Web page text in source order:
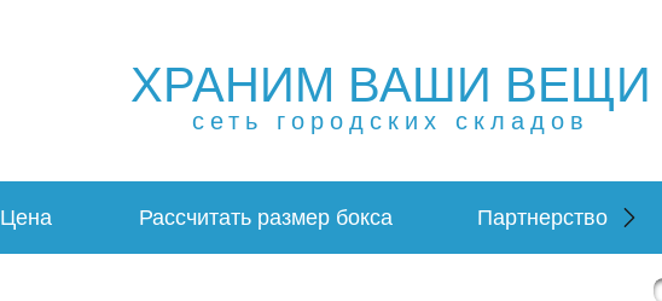
Хранение вещей в Москве и МО. Склад временного хранения. Складовка
Хранение вещей в Москве и МО. Склад временного хранения. Складовка
ХРАНИМ ВАШИ ВЕЩИ
сеть городских складов
Цена Рассчитать размер бокса Партнерство